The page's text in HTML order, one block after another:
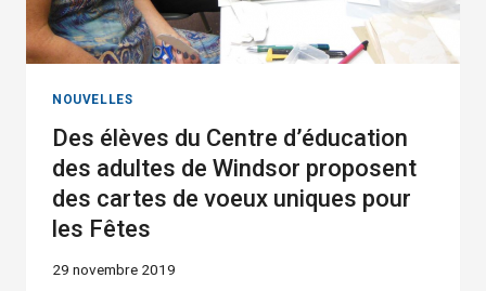
NOUVELLES
Des élèves du Centre d’éducation
des adultes de Windsor proposent
des cartes de voeux uniques pour
les Fêtes
29 novembre 2019